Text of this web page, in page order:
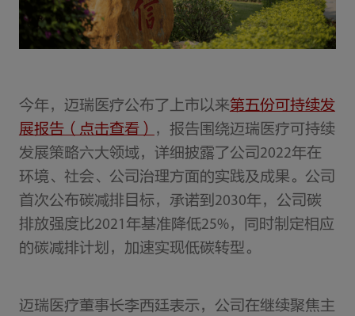
今年，迈瑞医疗公布了上市以来第五份可持续发
展报告（点击查看） ，报告围绕迈瑞医疗可持续
发展策略六大领域，详细披露了公司2022年在
环境、社会、公司治理方面的实践及成果。公司
首次公布碳减排目标，承诺到2030年，公司碳
排放强度比2021年基准降低25%，同时制定相应
的碳减排计划，加速实现低碳转型。
迈瑞医疗董事长李西廷表示，公司在继续聚焦主